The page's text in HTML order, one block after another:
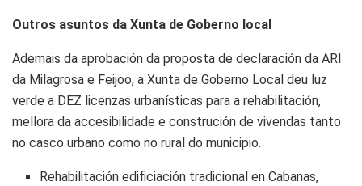
Outros asuntos da Xunta de Goberno local
Ademais da aprobación da proposta de declaración da ARI
da Milagrosa e Feijoo, a Xunta de Goberno Local deu luz
verde a DEZ licenzas urbanísticas para a rehabilitación,
mellora da accesibilidade e construción de vivendas tanto
no casco urbano como no rural do municipio.
Rehabilitación edificiación tradicional en Cabanas,